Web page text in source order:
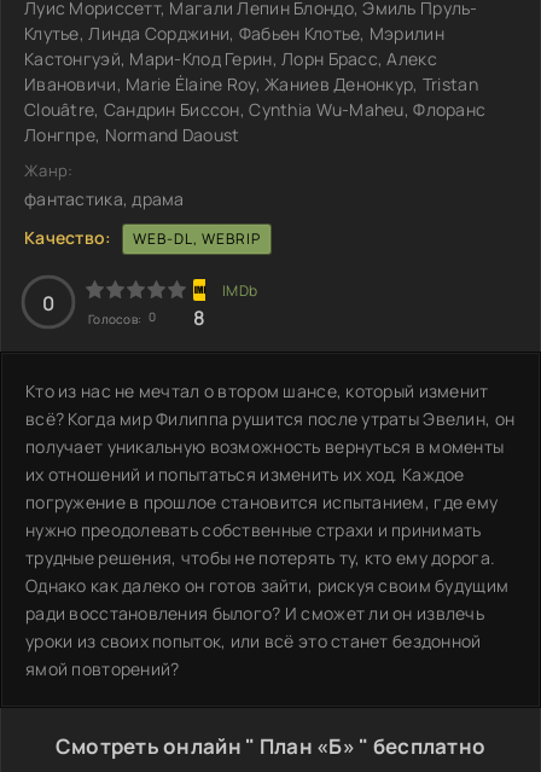
Луис Мориссетт, Магали Лепин Блондо, Эмиль Пруль-
Клутье, Линда Сорджини, Фабьен Клотье, Мэрилин
Кастонгуэй, Мари-Клод Герин, Лорн Брасс, Алекс
Ивановичи, Marie Élaine Roy, Жаниев Денонкур, Tristan
Clouâtre, Сандрин Биссон, Cynthia Wu-Maheu, Флоранс
Лонгпре, Normand Daoust
Жанр:
фантастика, драма
Качество:
WEB-DL, WEBRIP
0
Голосов: 0 8
Кто из нас не мечтал о втором шансе, который изменит
всё? Когда мир Филиппа рушится после утраты Эвелин, он
получает уникальную возможность вернуться в моменты
их отношений и попытаться изменить их ход. Каждое
погружение в прошлое становится испытанием, где ему
нужно преодолевать собственные страхи и принимать
трудные решения, чтобы не потерять ту, кто ему дорога.
Однако как далеко он готов зайти, рискуя своим будущим
ради восстановления былого? И сможет ли он извлечь
уроки из своих попыток, или всё это станет бездонной
ямой повторений?
Смотреть онлайн " План «Б» " бесплатно